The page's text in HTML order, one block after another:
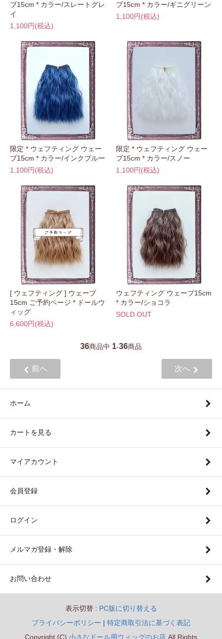
ブ15cm * カラー/スレートグレ
イ
1,100円(税込)
ブ15cm * カラー/ギニグリーン
1,100円(税込)
限定 * ウェフティング ウェー
ブ15cm * カラー/インクブルー
1,100円(税込)
限定 * ウェフティング ウェー
ブ15cm * カラー/スノー
1,100円(税込)
[ ウェフティング ] ウェーブ
15cm ご予約ページ * ドールウ
ィッグ
6,600円(税込)
ウェフティング ウェーブ15cm
* カラー/ショコラ
SOLD OUT
36商品中 1-36商品
前へ 次へ
ホーム
カートを見る
マイアカウント
会員登録
ログイン
メルマガ登録・解除
お問い合わせ
表示切替 : PC版に切り替える
プライバシーポリシー | 特定商取引法に基づく表記
Copyright (C) 小さなドール用ウィッグのお店 All Rights